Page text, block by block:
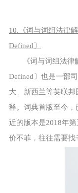
10.《词与词组法律
Defined〕
《词与词组法律
Defined〕也是一部
大、新西兰等英联
释。词典首版至今
近的版本是2018年
价不菲，往往需要找